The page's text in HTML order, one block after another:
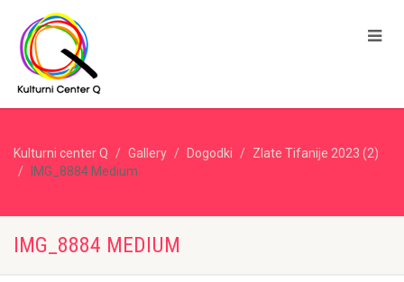
Kulturni center Q Gallery Dogodki
Zlate Tifanije 2023 (2)
IMG_8884 Medium
IMG_8884 MEDIUM